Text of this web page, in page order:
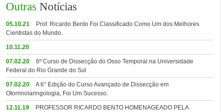
Outras Notícias
05.10.21
Prof. Ricardo Bento Foi Classificado Como Um dos Melhores
Cientistas do Mundo.
10.11.20
07.02.20
6º Curso de Dissecção do Osso Temporal na Universidade
Federal do Rio Grande do Sul
07.02.20
A 6° Edição do Curso Avançado de Dissecção em
Otorrinolaringologia, Foi Um Sucesso.
12.11.19
PROFESSOR RICARDO BENTO HOMENAGEADO PELA